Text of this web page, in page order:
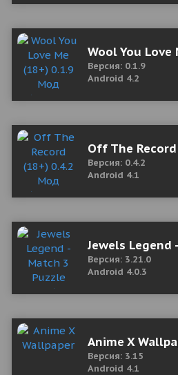
Wool You Love
Версия: 0.1.9
Android 4.2
Off The
Версия: 0.4.2
Android 4.1
Jewels
Версия: 3.21.0
Android 4.0.3
Anime X
Версия: 3.15
Android 4.1